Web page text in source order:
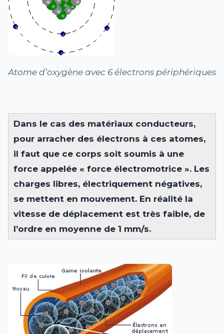
Atome d’oxygène avec 6 électrons périphériques
Dans le cas des matériaux conducteurs,
pour arracher des électrons à ces atomes,
il faut que ce corps soit soumis à une
force appelée « force électromotrice ». Les
charges libres, électriquement négatives,
se mettent en mouvement. En réalité la
vitesse de déplacement est très faible, de
l’ordre en moyenne de 1 mm/s.